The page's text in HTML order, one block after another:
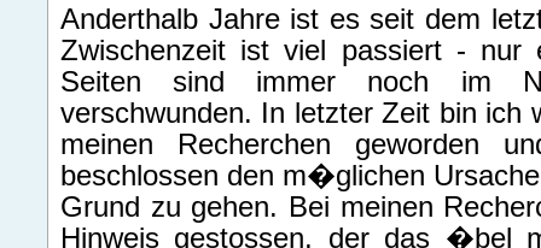
Anderthalb Jahre ist es seit dem
Zwischenzeit ist viel passiert - nur
Seiten sind immer noch im
verschwunden. In letzter Zeit bin ich
meinen Recherchen geworden
beschlossen den m�glichen
Grund zu gehen. Bei meinen
Hinweis gestossen, der das �bel